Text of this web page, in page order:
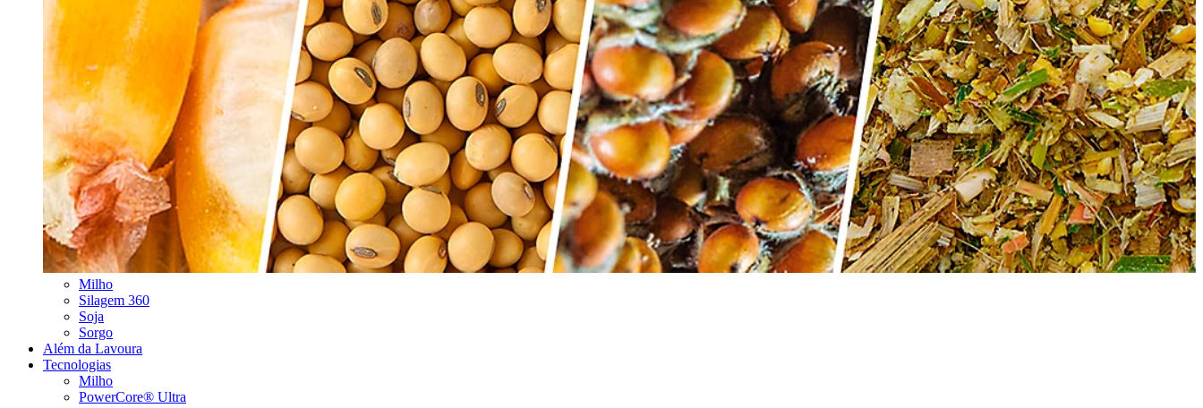
Milho
Silagem 360
Soja
Sorgo
Além da Lavoura
Tecnologias
Milho
PowerCore® Ultra